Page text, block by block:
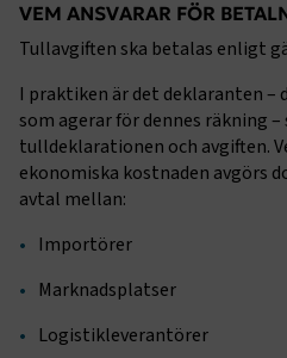
VEM ANSVARAR FÖR
Tullavgiften ska betalas enligt
I praktiken är det deklaranten
som agerar för dennes räkning
tulldeklarationen och avgiften.
ekonomiska kostnaden avgörs
avtal mellan:
Importörer
Marknadsplatser
Logistikleverantörer